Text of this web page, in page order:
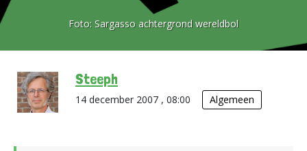
Foto: Sargasso achtergrond wereldbol
Steeph
14 december 2007 , 08:00 Algemeen